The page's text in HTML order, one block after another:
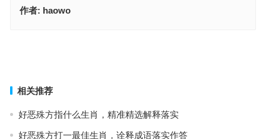
作者: haowo
相关推荐
好恶殊方指什么生肖，精准精选解释落实
好恶殊方打一最佳生肖，诠释成语落实作答